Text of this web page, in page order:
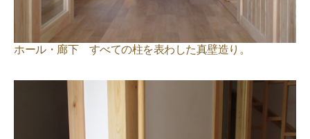
ホール・廊下 すべての柱を表わした真壁造り。